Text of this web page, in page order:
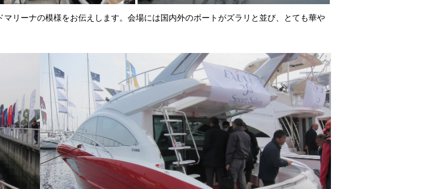
リーナの模様をお伝えします。会場には国内外のボートがズラリと並び、とても華や